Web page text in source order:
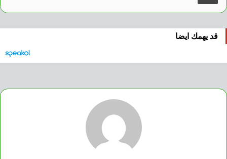
قد يهمك ايضا